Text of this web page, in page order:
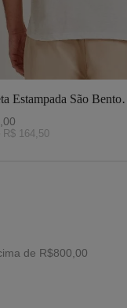
Estampada São Bento
00
R$ 164, 50
de R$800,00